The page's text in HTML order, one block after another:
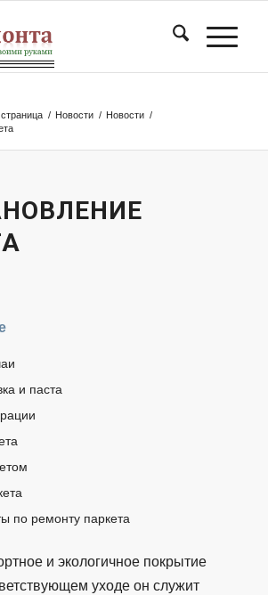
/ Новости / Новости /
и паста
по ремонту паркета
и экологичное покрытие
уходе он служит